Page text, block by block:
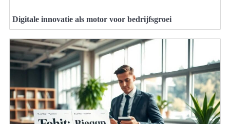
Digitale innovatie als motor voor bedrijfsgroei